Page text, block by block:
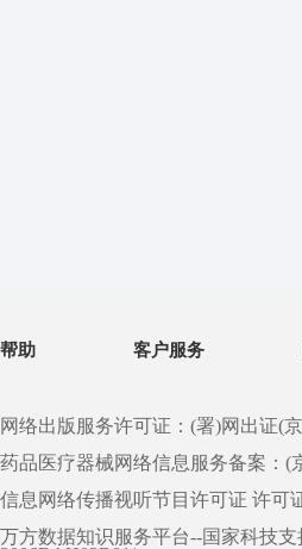
帮助 客户服务
网络出版服务许可证：(署)网出证(
药品医疗器械网络信息服务备案：(
信息网络传播视听节目许可证 许可
万方数据知识服务平台--国家科技支